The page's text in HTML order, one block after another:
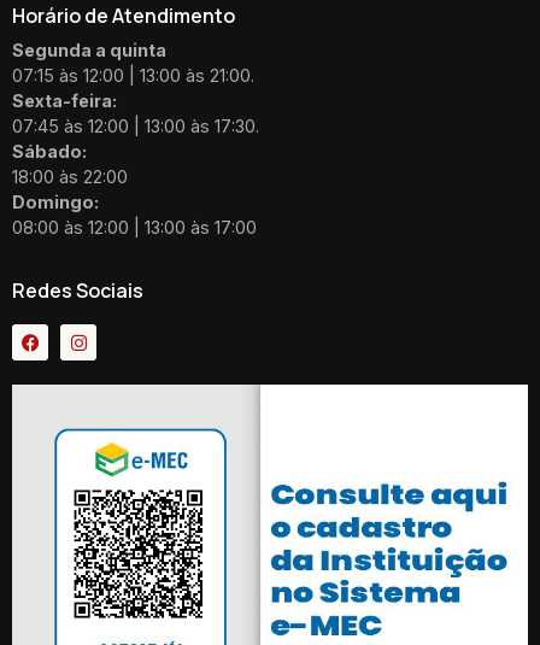
Horário de Atendimento
Segunda a quinta
07:15 às 12:00 | 13:00 às 21:00.
Sexta-feira:
07:45 às 12:00 | 13:00 às 17:30.
Sábado:
18:00 às 22:00
Domingo:
08:00 às 12:00 | 13:00 às 17:00
Redes Sociais